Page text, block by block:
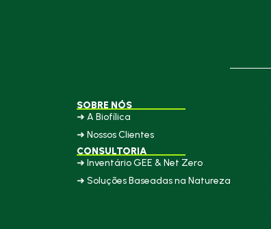
SOBRE NÓS
➜ A Biofílica
➜ Nossos Clientes
CONSULTORIA
➜ Inventário GEE & Net Zero
➜ Soluções Baseadas na Natureza